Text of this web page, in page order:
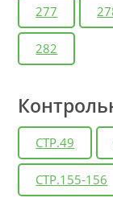
277
282
СТР.49
СТР.155-156